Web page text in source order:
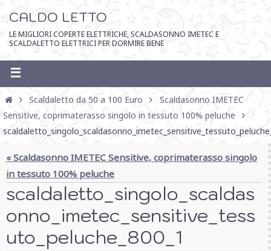
CALDO LETTO
LE MIGLIORI COPERTE ELETTRICHE, SCALDASONNO IMETEC E
SCALDALETTO ELETTRICI PER DORMIRE BENE
Scaldaletto da 50 a 100 Euro
Scaldasonno IMETEC
Sensitive, coprimaterasso singolo in tessuto 100% peluche
« Scaldasonno IMETEC Sensitive, coprimaterasso singolo
in tessuto 100% peluche
scaldaletto_singolo_scaldas
onno_imetec_sensitive_tess
uto_peluche_800_1